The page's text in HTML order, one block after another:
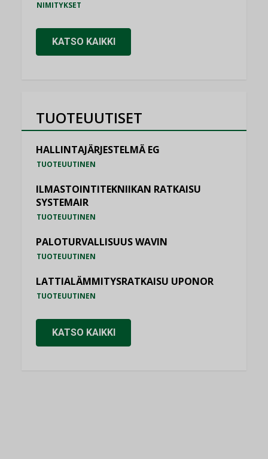
NIMITYKSET
KATSO KAIKKI
TUOTEUUTISET
HALLINTAJÄRJESTELMÄ EG
TUOTEUUTINEN
ILMASTOINTITEKNIIKAN RATKAISU
SYSTEMAIR
TUOTEUUTINEN
PALOTURVALLISUUS WAVIN
TUOTEUUTINEN
LATTIALÄMMITYSRATKAISU UPONOR
TUOTEUUTINEN
KATSO KAIKKI